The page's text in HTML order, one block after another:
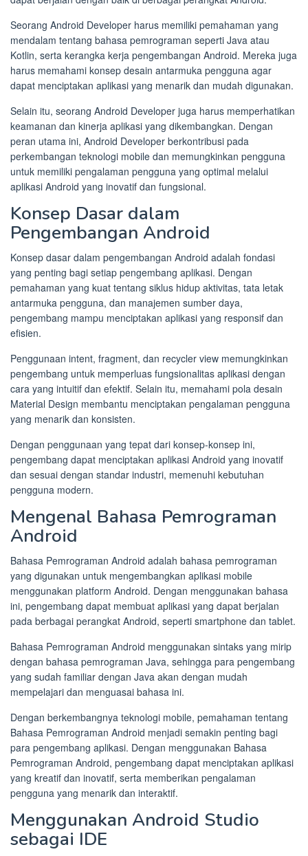
Seorang Android Developer harus memiliki pemahaman yang
mendalam tentang bahasa pemrograman seperti Java atau
Kotlin, serta kerangka kerja pengembangan Android. Mereka juga
harus memahami konsep desain antarmuka pengguna agar
dapat menciptakan aplikasi yang menarik dan mudah digunakan.
Selain itu, seorang Android Developer juga harus memperhatikan
keamanan dan kinerja aplikasi yang dikembangkan. Dengan
peran utama ini, Android Developer berkontribusi pada
perkembangan teknologi mobile dan memungkinkan pengguna
untuk memiliki pengalaman pengguna yang optimal melalui
aplikasi Android yang inovatif dan fungsional.
Konsep Dasar dalam
Pengembangan Android
Konsep dasar dalam pengembangan Android adalah fondasi
yang penting bagi setiap pengembang aplikasi. Dengan
pemahaman yang kuat tentang siklus hidup aktivitas, tata letak
antarmuka pengguna, dan manajemen sumber daya,
pengembang mampu menciptakan aplikasi yang responsif dan
efisien.
Penggunaan intent, fragment, dan recycler view memungkinkan
pengembang untuk memperluas fungsionalitas aplikasi dengan
cara yang intuitif dan efektif. Selain itu, memahami pola desain
Material Design membantu menciptakan pengalaman pengguna
yang menarik dan konsisten.
Dengan penggunaan yang tepat dari konsep-konsep ini,
pengembang dapat menciptakan aplikasi Android yang inovatif
dan sesuai dengan standar industri, memenuhi kebutuhan
pengguna modern.
Mengenal Bahasa Pemrograman
Android
Bahasa Pemrograman Android adalah bahasa pemrograman
yang digunakan untuk mengembangkan aplikasi mobile
menggunakan platform Android. Dengan menggunakan bahasa
ini, pengembang dapat membuat aplikasi yang dapat berjalan
pada berbagai perangkat Android, seperti smartphone dan tablet.
Bahasa Pemrograman Android menggunakan sintaks yang mirip
dengan bahasa pemrograman Java, sehingga para pengembang
yang sudah familiar dengan Java akan dengan mudah
mempelajari dan menguasai bahasa ini.
Dengan berkembangnya teknologi mobile, pemahaman tentang
Bahasa Pemrograman Android menjadi semakin penting bagi
para pengembang aplikasi. Dengan menggunakan Bahasa
Pemrograman Android, pengembang dapat menciptakan aplikasi
yang kreatif dan inovatif, serta memberikan pengalaman
pengguna yang menarik dan interaktif.
Menggunakan Android Studio
sebagai IDE